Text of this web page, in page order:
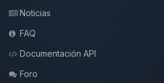
Noticias
FAQ
Documentación API
Foro